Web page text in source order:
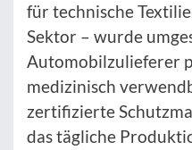
für technische
Sektor – wurde
Automobilzulieferer
medizinisch
zertifizierte
das tägliche